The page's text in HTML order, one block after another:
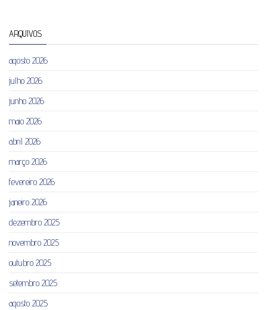
ARQUIVOS
agosto 2026
julho 2026
junho 2026
maio 2026
abril 2026
março 2026
fevereiro 2026
janeiro 2026
dezembro 2025
novembro 2025
outubro 2025
setembro 2025
agosto 2025